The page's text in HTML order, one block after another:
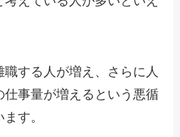
する人が増え、さらに人
事量が増えるという悪循
す。